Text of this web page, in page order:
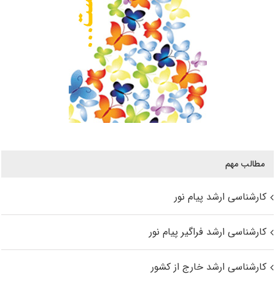
مطالب مهم
کارشناسی ارشد پیام نور
کارشناسی ارشد فراگیر پیام نور
کارشناسی ارشد خارج از کشور